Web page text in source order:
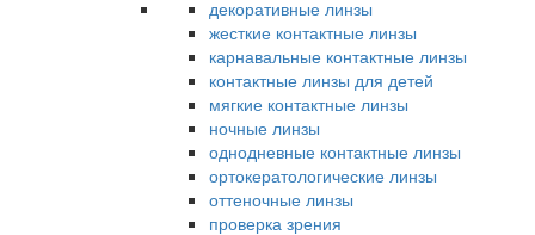
декоративные линзы
жесткие контактные линзы
карнавальные контактные линзы
контактные линзы для детей
мягкие контактные линзы
ночные линзы
однодневные контактные линзы
ортокератологические линзы
оттеночные линзы
проверка зрения